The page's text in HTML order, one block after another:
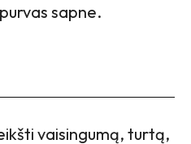
sapne.
vaisingumą, turtą,